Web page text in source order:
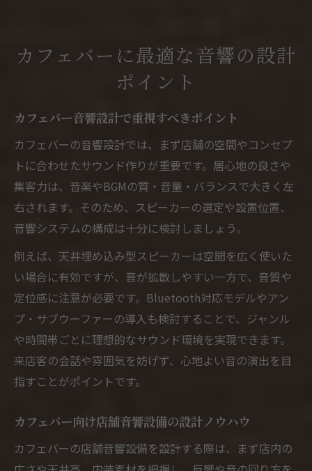
カフェバーに最適な音響の設計
ポイント
カフェバー音響設計で重視すべきポイント
カフェバーの音響設計では、まず店舗の空間やコンセプ
トに合わせたサウンド作りが重要です。居心地の良さや
集客力は、音楽やBGMの質・音量・バランスで大きく左
右されます。そのため、スピーカーの選定や設置位置、
音響システムの構成は十分に検討しましょう。
例えば、天井埋め込み型スピーカーは空間を広く使いた
い場合に有効ですが、音が拡散しやすい一方で、音質や
定位感に注意が必要です。Bluetooth対応モデルやアン
プ・サブウーファーの導入も検討することで、ジャンル
や時間帯ごとに理想的なサウンド環境を実現できます。
来店客の会話や雰囲気を妨げず、心地よい音の演出を目
指すことがポイントです。
カフェバー向け店舗音響設備の設計ノウハウ
カフェバーの店舗音響設備を設計する際は、まず店内の